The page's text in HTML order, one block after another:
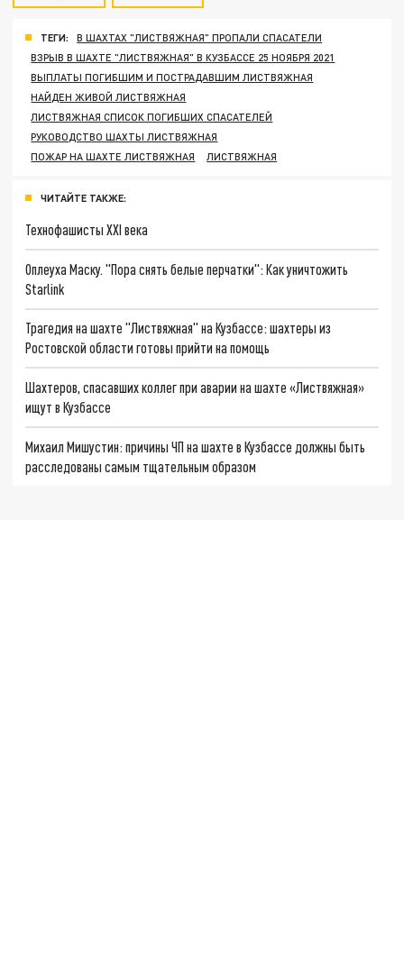
ТЕГИ:
В ШАХТАХ "ЛИСТВЯЖНАЯ" ПРОПАЛИ СПАСАТЕЛИ
ВЗРЫВ В ШАХТЕ "ЛИСТВЯЖНАЯ" В КУЗБАССЕ 25 НОЯБРЯ 2021
ВЫПЛАТЫ ПОГИБШИМ И ПОСТРАДАВШИМ ЛИСТВЯЖНАЯ
НАЙДЕН ЖИВОЙ ЛИСТВЯЖНАЯ
ЛИСТВЯЖНАЯ СПИСОК ПОГИБШИХ СПАСАТЕЛЕЙ
РУКОВОДСТВО ШАХТЫ ЛИСТВЯЖНАЯ
ПОЖАР НА ШАХТЕ ЛИСТВЯЖНАЯ
ЛИСТВЯЖНАЯ
ЧИТАЙТЕ ТАКЖЕ:
Технофашисты XXI века
Оплеуха Маску. "Пора снять белые перчатки": Как уничтожить
Starlink
Трагедия на шахте "Листвяжная" на Кузбассе: шахтеры из
Ростовской области готовы прийти на помощь
Шахтеров, спасавших коллег при аварии на шахте «Листвяжная»
ищут в Кузбассе
Михаил Мишустин: причины ЧП на шахте в Кузбассе должны быть
расследованы самым тщательным образом